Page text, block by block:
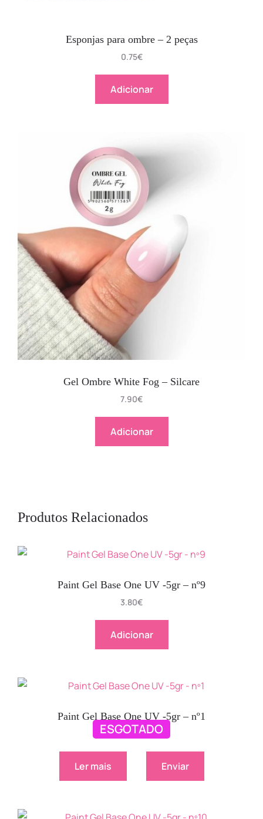
Esponjas para ombre – 2 peças
0.75€
Adicionar
Gel Ombre White Fog – Silcare
7.90€
Adicionar
Produtos Relacionados
Paint Gel Base One UV -5gr – nº9
3.80€
Adicionar
ESGOTADO
Paint Gel Base One UV -5gr – nº1
3.80 €
Ler mais Enviar